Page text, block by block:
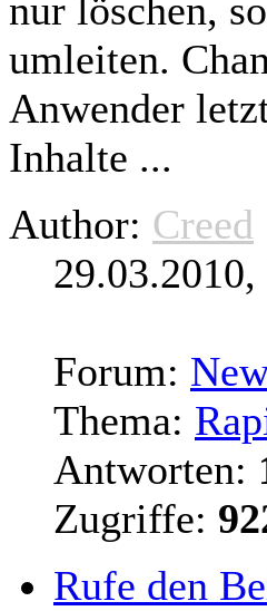
nur löschen,
umleiten.
Anwender
Inhalte ...
Author: Creed
Forum:
Thema:
Antworten:
Zugriffe:
Rufe den